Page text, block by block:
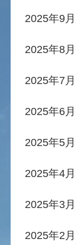
2025年9月
2025年8月
2025年7月
2025年6月
2025年5月
2025年4月
2025年3月
2025年2月